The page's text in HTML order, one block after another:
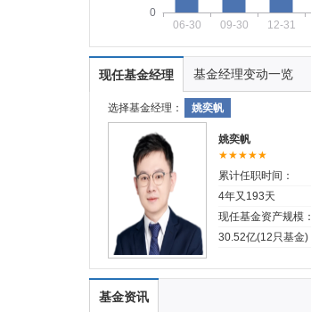
0
06-30 09-30 12-31
现任基金经理 基金经理变动一览
选择基金经理： 姚奕帆
姚奕帆
★★★★★
累计任职时间：
4年又193天
现任基金资产规模：
30.52亿(12只基金)
基金资讯